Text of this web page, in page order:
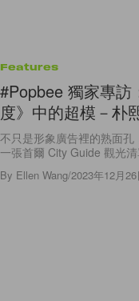
Features
#Popbee 獨家專訪
度》中的超模－朴
不只是形象廣告裡的熟面
一張首爾 City Guide 觀光清
By Ellen Wang/2023年12月26